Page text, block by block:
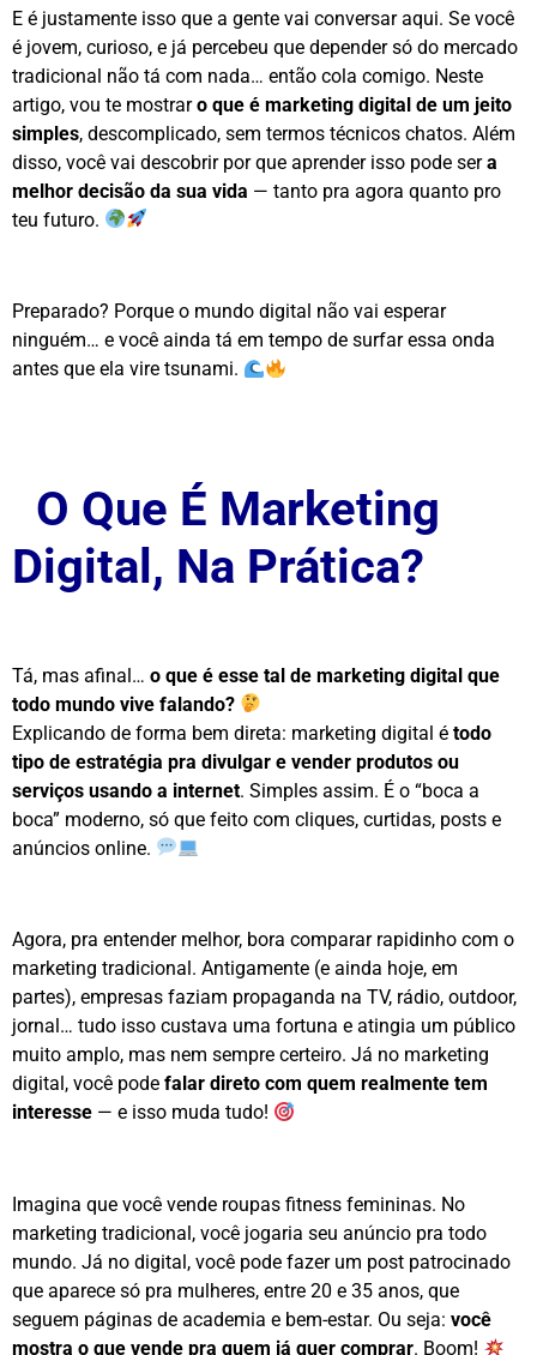
E é justamente isso que a gente vai conversar aqui. Se você
é jovem, curioso, e já percebeu que depender só do mercado
tradicional não tá com nada… então cola comigo. Neste
artigo, vou te mostraro que é marketing digital de um jeito
simples, descomplicado, sem termos técnicos chatos. Além
disso, você vai descobrir por que aprender isso pode sera
melhor decisão da sua vida — tanto pra agora quanto pro
teu futuro.
Preparado? Porque o mundo digital não vai esperar
ninguém… e você ainda tá em tempo de surfar essa onda
antes que ela vire tsunami.
O Que É Marketing
Digital, Na Prática?
Tá, mas afinal… o que é esse tal de marketing digital que
todo mundo vive falando?
Explicando de forma bem direta: marketing digital é todo
tipo de estratégia pra divulgar e vender produtos ou
serviços usando a internet. Simples assim. É o “boca a
boca” moderno, só que feito com cliques, curtidas, posts e
anúncios online.
Agora, pra entender melhor, bora comparar rapidinho com o
marketing tradicional. Antigamente (e ainda hoje, em
partes), empresas faziam propaganda na TV, rádio, outdoor,
jornal… tudo isso custava uma fortuna e atingia um público
muito amplo, mas nem sempre certeiro. Já no marketing
digital, você pode falar direto com quem realmente tem
interesse — e isso muda tudo!
Imagina que você vende roupas fitness femininas. No
marketing tradicional, você jogaria seu anúncio pra todo
mundo. Já no digital, você pode fazer um post patrocinado
que aparece só pra mulheres, entre 20 e 35 anos, que
seguem páginas de academia e bem-estar. Ou seja: você
mostra o que vende pra quem já quer comprar. Boom!